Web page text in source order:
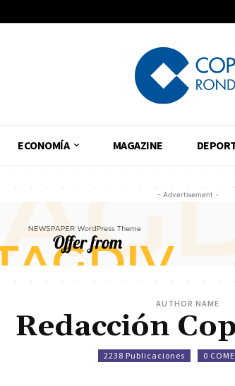
ECONOMÍA MAGAZINE
- Advertisement -
AUTHOR NAME
Redacción
2238 Publicaciones 0